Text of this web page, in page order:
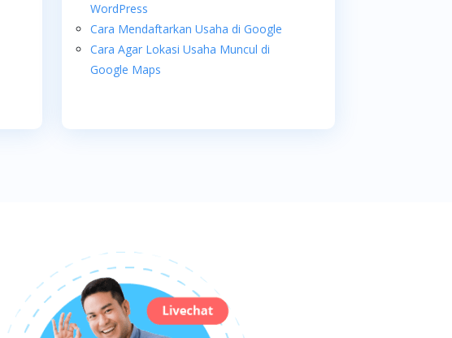
WordPress
Cara Mendaftarkan Usaha di Google
Cara Agar Lokasi Usaha Muncul di
Google Maps